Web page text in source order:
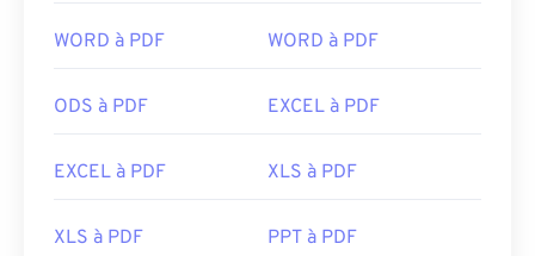
WORD à PDF WORD à PDF
ODS à PDF EXCEL à PDF
EXCEL à PDF XLS à PDF
XLS à PDF PPT à PDF